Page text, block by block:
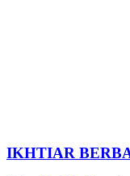
IKHTIAR